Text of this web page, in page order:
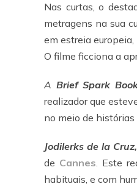
Nas curtas, o
metragens na sua
em estreia
O filme ficciona a
A Brief Spark
realizador que
no meio de
Jodilerks de la
de Cannes. Este
habituais, e com